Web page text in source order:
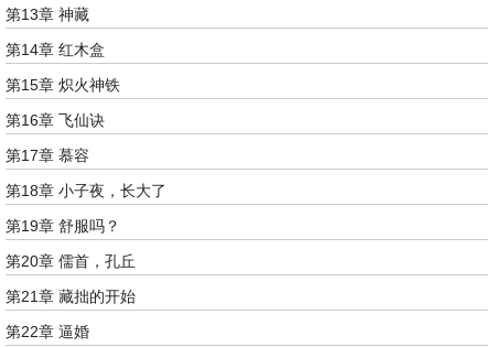
第13章 神藏
第14章 红木盒
第15章 炽火神铁
第16章 飞仙诀
第17章 慕容
第18章 小子夜，长大了
第19章 舒服吗？
第20章 儒首，孔丘
第21章 藏拙的开始
第22章 逼婚